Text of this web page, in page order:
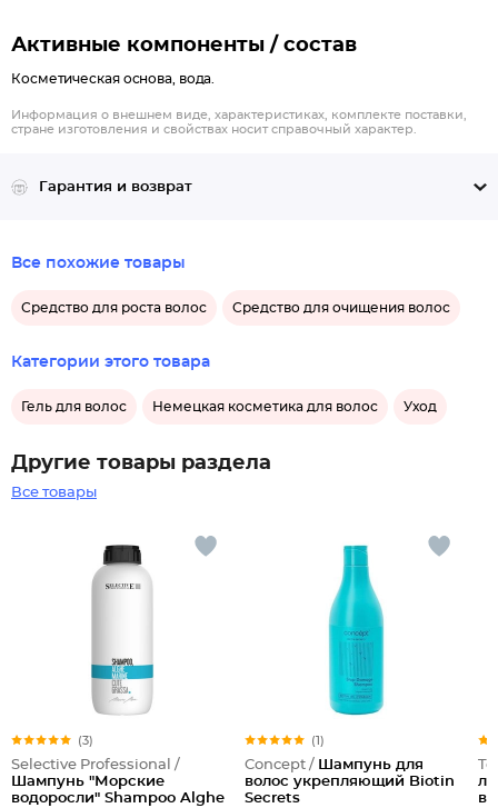
Активные компоненты / состав
Косметическая основа, вода.
Информация о внешнем виде, характеристиках, комплекте поставки,
стране изготовления и свойствах носит справочный характер.
Гарантия и возврат
Все похожие товары
Средство для роста волос Средство для очищения волос
Категории этого товара
Гель для волос Немецкая косметика для волос Уход
Другие товары раздела
Все товары
(3)
Selective Professional /
Шампунь "Морские
водоросли" Shampoo Alghe
(1)
Concept / Шампунь для
волос укрепляющий Biotin
Secrets